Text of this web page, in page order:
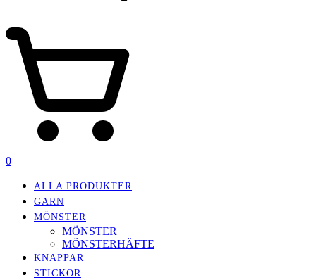
0
ALLA PRODUKTER
GARN
MÖNSTER
MÖNSTER
MÖNSTERHÄFTE
KNAPPAR
STICKOR